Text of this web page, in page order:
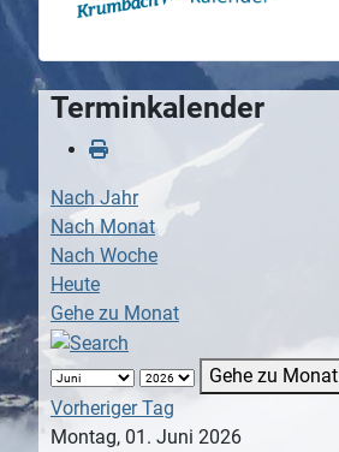
Terminkalender
Nach Jahr
Nach Monat
Nach Woche
Heute
Gehe zu Monat
Gehe zu Monat
Vorheriger Tag
Montag, 01. Juni 2026